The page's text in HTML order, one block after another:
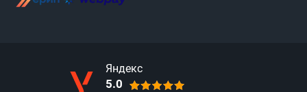
Яндекс
5.0